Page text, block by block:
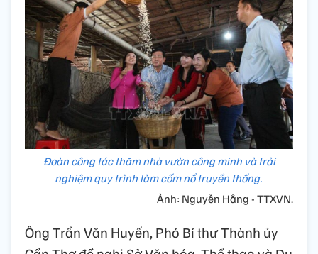
Đoàn công tác thăm nhà vườn công minh và trải
nghiệm quy trình làm cốm nổ truyền thống.
Ảnh: Nguyễn Hằng - TTXVN.
Ông Trần Văn Huyến, Phó Bí thư Thành ủy